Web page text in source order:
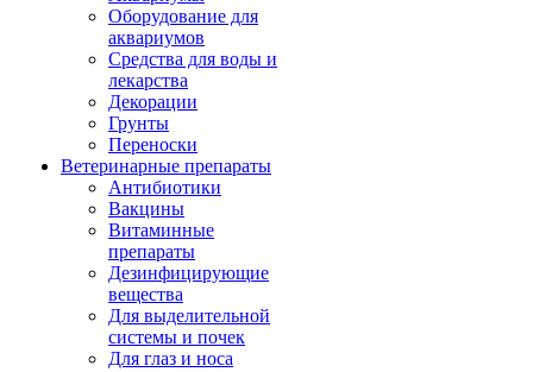
Оборудование для
аквариумов
Средства для воды и
лекарства
Декорации
Грунты
Переноски
Ветеринарные препараты
Антибиотики
Вакцины
Витаминные
препараты
Дезинфицирующие
вещества
Для выделительной
системы и почек
Для глаз и носа